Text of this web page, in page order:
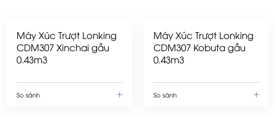
Máy Xúc Trượt Lonking
CDM307 Xinchai gầu
0.43m3
So sánh
Máy Xúc Trượt Lonking
CDM307 Kobuta gầu
0.43m3
So sánh